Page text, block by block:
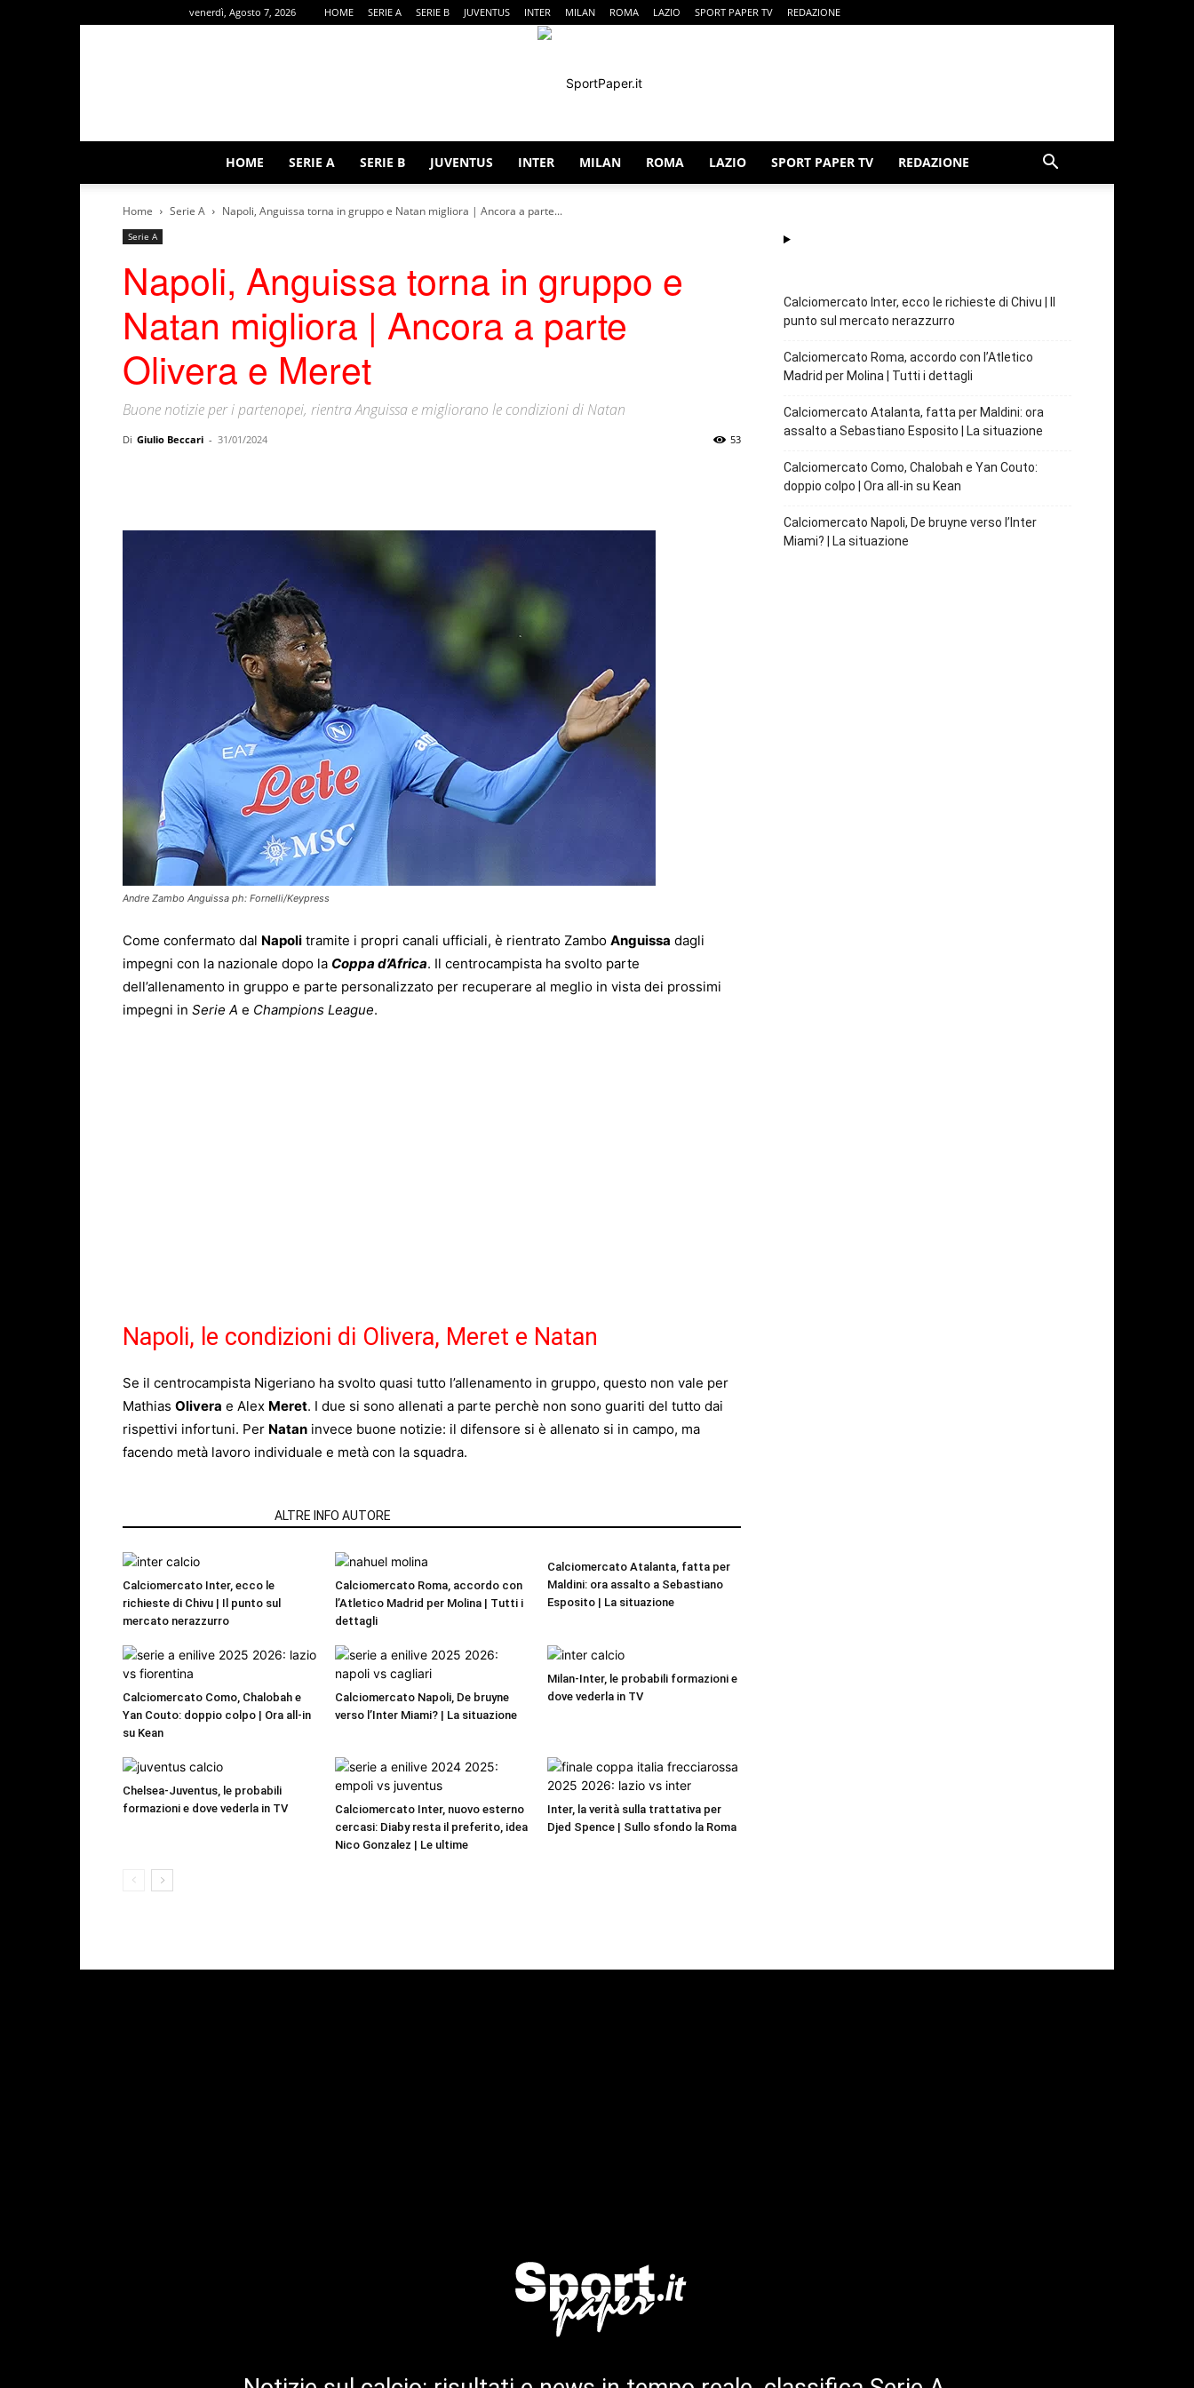
venerdì, Agosto 7, 2026 HOME SERIE A SERIE B JUVENTUS INTER MILAN ROMA LAZIO SPORT PAPER TV REDAZIONE
HOME SERIE A SERIE B JUVENTUS INTER MILAN ROMA LAZIO SPORT PAPER TV REDAZIONE
Home Serie A Napoli, Anguissa torna in gruppo e Natan migliora | Ancora a parte...
Serie A
Napoli, Anguissa torna in gruppo e
Natan migliora | Ancora a parte
Olivera e Meret
Buone notizie per i partenopei, rientra Anguissa e migliorano le condizioni di Natan
Di Giulio Beccari - 31/01/2024 53
Andre Zambo Anguissa ph: Fornelli/Keypress
Come confermato dal Napoli tramite i propri canali ufficiali, è rientrato Zambo Anguissa dagli
impegni con la nazionale dopo la Coppa d’Africa. Il centrocampista ha svolto parte
dell’allenamento in gruppo e parte personalizzato per recuperare al meglio in vista dei prossimi
impegni in Serie A e Champions League.
Napoli, le condizioni di Olivera, Meret e Natan
Se il centrocampista Nigeriano ha svolto quasi tutto l’allenamento in gruppo, questo non vale per
Mathias Olivera e Alex Meret. I due si sono allenati a parte perchè non sono guariti del tutto dai
rispettivi infortuni. Per Natan invece buone notizie: il difensore si è allenato si in campo, ma
facendo metà lavoro individuale e metà con la squadra.
ALTRE INFO AUTORE
Calciomercato Inter, ecco le
richieste di Chivu | Il punto sul
mercato nerazzurro
Calciomercato Roma, accordo con
l’Atletico Madrid per Molina | Tutti i
dettagli
Calciomercato Atalanta, fatta per
Maldini: ora assalto a Sebastiano
Esposito | La situazione
Calciomercato Como, Chalobah e
Yan Couto: doppio colpo | Ora all-in
su Kean
Calciomercato Napoli, De bruyne
verso l’Inter Miami? | La situazione
Milan-Inter, le probabili formazioni e
dove vederla in TV
Chelsea-Juventus, le probabili
formazioni e dove vederla in TV
Calciomercato Inter, nuovo esterno
cercasi: Diaby resta il preferito, idea
Nico Gonzalez | Le ultime
Inter, la verità sulla trattativa per
Djed Spence | Sullo sfondo la Roma
Calciomercato Inter, ecco le richieste di Chivu | Il
punto sul mercato nerazzurro
Calciomercato Roma, accordo con l’Atletico
Madrid per Molina | Tutti i dettagli
Calciomercato Atalanta, fatta per Maldini: ora
assalto a Sebastiano Esposito | La situazione
Calciomercato Como, Chalobah e Yan Couto:
doppio colpo | Ora all-in su Kean
Calciomercato Napoli, De bruyne verso l’Inter
Miami? | La situazione